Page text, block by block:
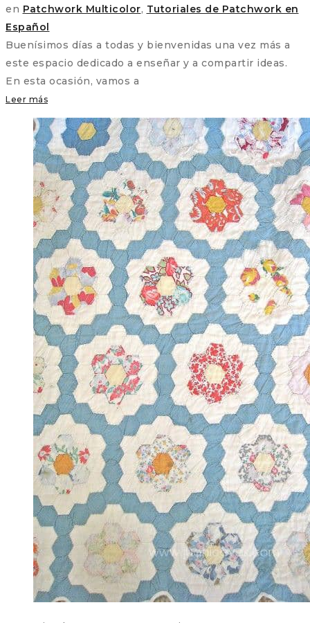
en Patchwork Multicolor, Tutoriales de Patchwork en
Español
Buenísimos días a todas y bienvenidas una vez más a
este espacio dedicado a enseñar y a compartir ideas.
En esta ocasión, vamos a
Leer más